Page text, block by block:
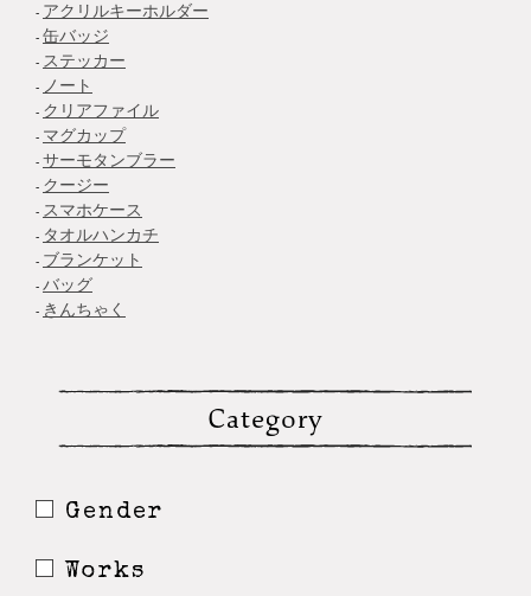
アクリルキーホルダー
缶バッジ
ステッカー
ノート
クリアファイル
マグカップ
サーモタンブラー
クージー
スマホケース
タオルハンカチ
ブランケット
バッグ
きんちゃく
Category
Gender
Works